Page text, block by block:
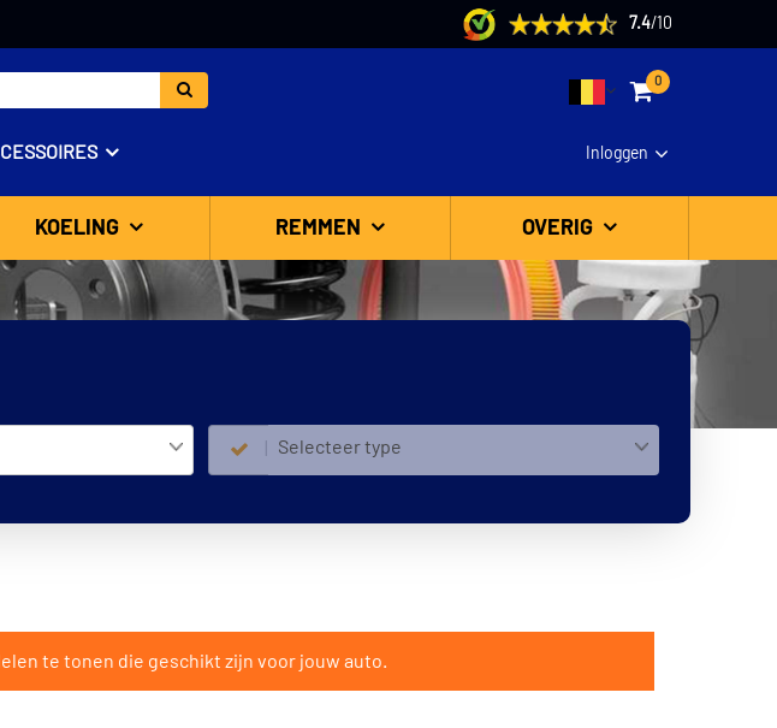
7.4/ 10
0
Inloggen
KOELING REMMEN OVERIG
Selecteer type
te tonen die geschikt zijn voor jouw auto.